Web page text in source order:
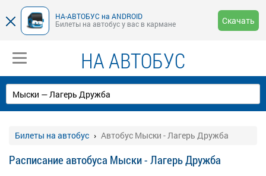
НА-АВТОБУС на ANDROID
Билеты на автобус у вас в кармане
Скачать
НА АВТОБУС
Билеты на автобус Автобус Мыски - Лагерь Дружба
Расписание автобуса Мыски - Лагерь Дружба